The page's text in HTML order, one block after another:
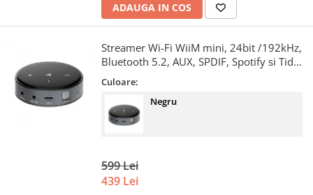
ADAUGA IN COS
Streamer Wi-Fi WiiM mini, 24bit /192kHz,
Bluetooth 5.2, AUX, SPDIF, Spotify si Tidal
Connect, Airplay 2
Culoare:
Negru
599 Lei
439 Lei